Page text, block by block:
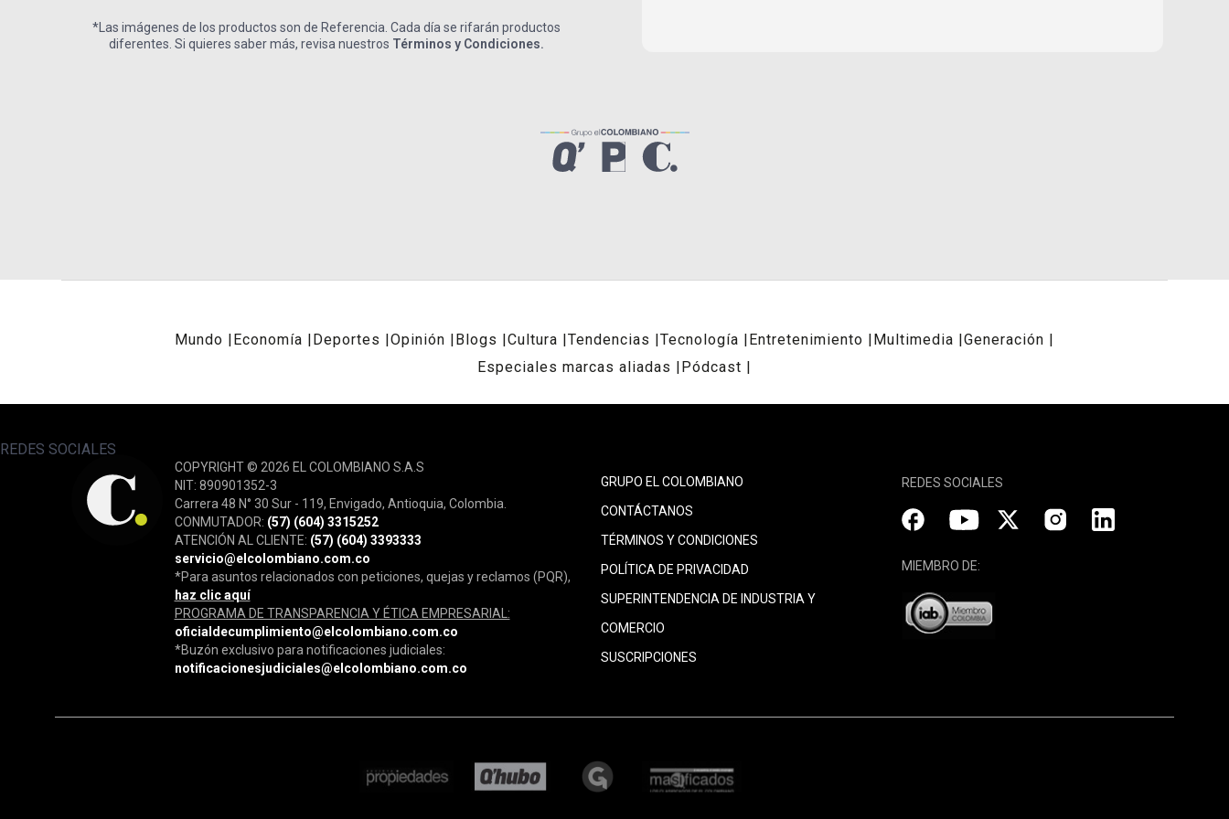
*Las imágenes de los productos son de Referencia. Cada día se rifarán productos
diferentes. Si quieres saber más, revisa nuestros Términos y Condiciones.
Mundo Economía Deportes Opinión Blogs Cultura Tendencias Tecnología Entretenimiento Multimedia
Generación
Especiales marcas aliadas
Pódcast
REDES SOCIALES
COPYRIGHT © 2026 EL COLOMBIANO S.A.S
NIT: 890901352-3
Carrera 48 N° 30 Sur - 119, Envigado, Antioquia, Colombia.
CONMUTADOR: (57) (604) 3315252
ATENCIÓN AL CLIENTE: (57) (604) 3393333
servicio@elcolombiano.com.co
*Para asuntos relacionados con peticiones, quejas y reclamos (PQR),
haz clic aquí
PROGRAMA DE TRANSPARENCIA Y ÉTICA EMPRESARIAL:
oficialdecumplimiento@elcolombiano.com.co
*Buzón exclusivo para notificaciones judiciales:
notificacionesjudiciales@elcolombiano.com.co
GRUPO EL COLOMBIANO
CONTÁCTANOS
TÉRMINOS Y CONDICIONES
POLÍTICA DE PRIVACIDAD
SUPERINTENDENCIA DE INDUSTRIA Y
COMERCIO
SUSCRIPCIONES
REDES SOCIALES
MIEMBRO DE: